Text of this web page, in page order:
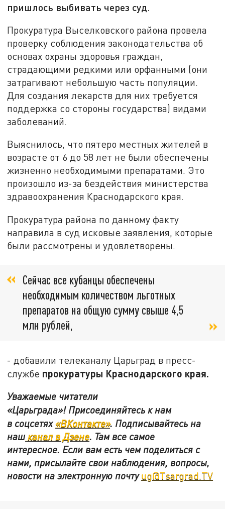
пришлось выбивать через суд.
Прокуратура Выселковского района провела
проверку соблюдения законодательства об
основах охраны здоровья граждан,
страдающими редкими или орфанными (они
затрагивают небольшую часть популяции.
Для создания лекарств для них требуется
поддержка со стороны государства) видами
заболеваний.
Выяснилось, что пятеро местных жителей в
возрасте от 6 до 58 лет не были обеспечены
жизненно необходимыми препаратами. Это
произошло из-за бездействия министерства
здравоохранения Краснодарского края.
Прокуратура района по данному факту
направила в суд исковые заявления, которые
были рассмотрены и удовлетворены.
Сейчас все кубанцы обеспечены
необходимым количеством льготных
препаратов на общую сумму свыше 4,5
млн рублей,
- добавили телеканалу Царьград в пресс-
службе прокуратуры Краснодарского края.
Уважаемые читатели
«Царьграда»! Присоединяйтесь к нам
в соцсетях«ВКонтакте». Подписывайтесь на
нашканал в Дзене. Там все самое
интересное. Если вам есть чем поделиться с
нами, присылайте свои наблюдения, вопросы,
новости на электронную почтуug@Tsargrad.TV